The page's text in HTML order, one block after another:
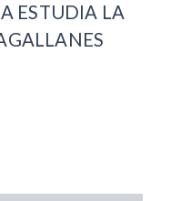
ESTUDIA LA